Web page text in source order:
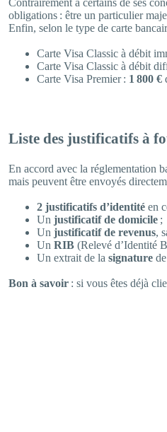
obligations : être un particulier
Enfin, selon le type de carte
Carte Visa Classic à débit
Carte Visa Classic à débit
Carte Visa Premier : 1 800 €
Liste des justificatifs à
En accord avec la réglementation
mais peuvent être envoyés
2 justificatifs d’identité en
Un justificatif de domicile ;
Un justificatif de revenus,
Un RIB (Relevé d’Identité
Un extrait de la signature
Bon à savoir : si vous êtes déjà